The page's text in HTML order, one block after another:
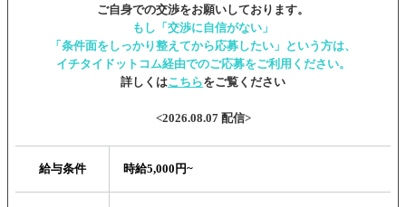
ご自身での交渉をお願いしております。
もし「交渉に自信がない」
「条件面をしっかり整えてから応募したい」という方は、
イチタイドットコム経由でのご応募をご利用ください。
詳しくはこちらをご覧ください
<2026.08.07 配信>
給与条件 時給5,000円~